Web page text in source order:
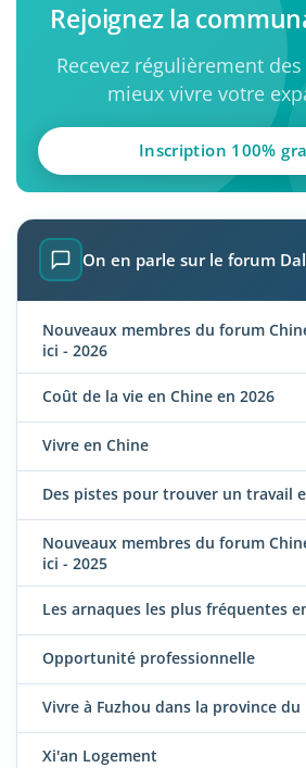
Rejoignez la
Recevez régulièrement
mieux vivre votre
Inscription 100%
On en parle sur le forum
Nouveaux membres du forum
ici - 2026
Coût de la vie en Chine en 2026
Vivre en Chine
Des pistes pour trouver un travail
Nouveaux membres du forum
ici - 2025
Les arnaques les plus fréquentes
Opportunité professionnelle
Vivre à Fuzhou dans la province du
Xi'an Logement